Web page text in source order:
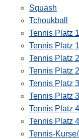
Squash
Tchoukball
Tennis Platz
Tennis Platz
Tennis Platz
Tennis Platz
Tennis Platz
Tennis Platz
Tennis Platz
Tennis Platz
Tennis-